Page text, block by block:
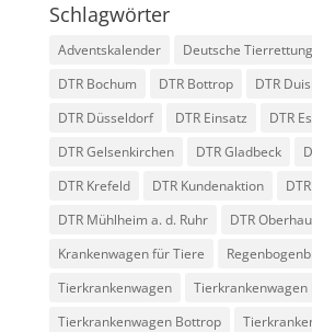
Schlagwörter
Adventskalender Deutsche Tierrettung
DTR Bochum
DTR Bottrop
DTR
DTR Düsseldorf
DTR Einsatz
DTR
DTR Gelsenkirchen
DTR Gladbeck
DTR Krefeld
DTR Kundenaktion
DTR Mühlheim a. d. Ruhr
DTR
Krankenwagen für Tiere
Tierkrankenwagen
Tierkrankenwagen
Tierkrankenwagen Bottrop